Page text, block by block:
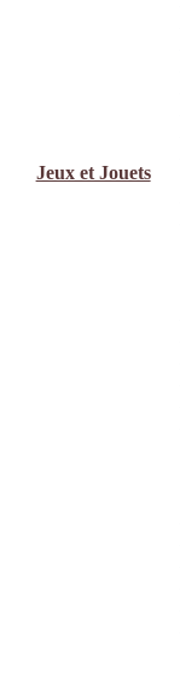
Jeux et Jouets